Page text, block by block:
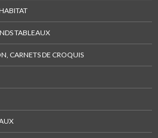
TABLEAUX
CARNETS DE CROQUIS